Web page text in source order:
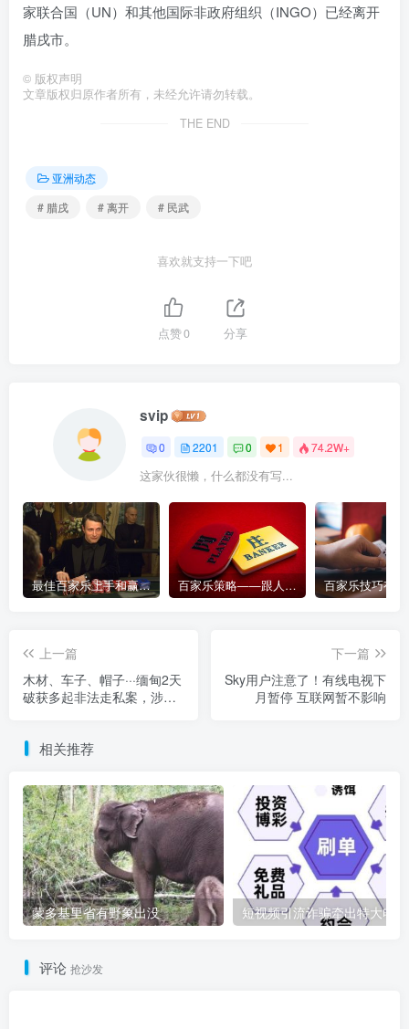
家联合国（UN）和其他国际非政府组织（INGO）已经离开
腊戌市。
© 版权声明
文章版权归原作者所有，未经允许请勿转载。
THE END
亚洲动态
# 腊戌
# 离开 # 民武
喜欢就支持一下吧
点赞0 分享
svip
0 2201 0 1 74.2W+
这家伙很懒，什么都没有写...
最佳百家乐上手和赢钱指南 – 终极版 百家乐策略——跟人胜过跟路
上一篇
木材、车子、帽子···缅甸2天
破获多起非法走私案，涉案
下一篇
Sky用户注意了！有线电视下
月暂停 互联网暂不影响
相关推荐
蒙多基里省有野象出没
评论 抢沙发